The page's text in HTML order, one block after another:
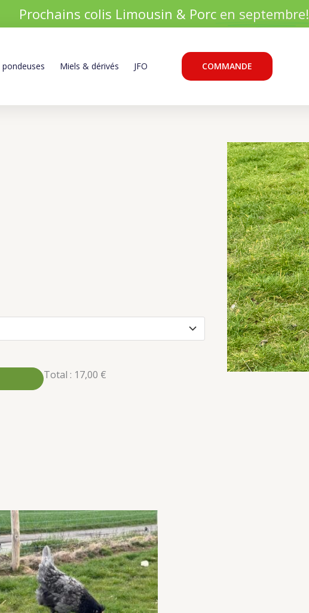
Prochains colis Limousin & Porc en septembre!
pondeuses Miels & dérivés JFO COMMANDE
Total : 17,00 €